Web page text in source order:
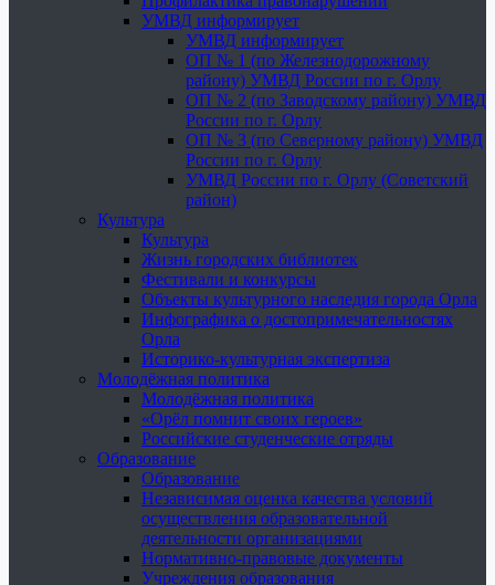
УМВД информирует
УМВД информирует
ОП № 1 (по Железнодорожному
району) УМВД России по г. Орлу
ОП № 2 (по Заводскому району) УМВД
России по г. Орлу
ОП № 3 (по Северному району) УМВД
России по г. Орлу
УМВД России по г. Орлу (Советский
район)
Культура
Культура
Жизнь городских библиотек
Фестивали и конкурсы
Объекты культурного наследия города Орла
Инфографика о достопримечательностях
Орла
Историко-культурная экспертиза
Молодёжная политика
Молодёжная политика
«Орёл помнит своих героев»
Российские студенческие отряды
Образование
Образование
Независимая оценка качества условий
осуществления образовательной
деятельности организациями
Нормативно-правовые документы
Учреждения образования